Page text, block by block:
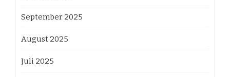
September 2025
August 2025
Juli 2025